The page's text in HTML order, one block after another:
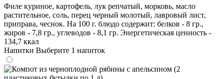
Филе куриное, картофель, лук репчатый, морковь, масло
растительное, соль, перец черный молотый, лавровый лист,
приправа, чеснок. На 100 г. блюдо содержит: белков - 8 гр.,
жиров - 7,8 гр., углеводов - 8,1 гр. Энергетическая ценность -
134,7 ккал
Напитки Выберите 1 напиток